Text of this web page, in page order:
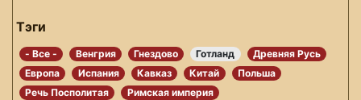
Тэги
- Все - Венгрия Гнездово Готланд
Древняя Русь
Европа
Испания Кавказ Китай
Польша
Речь Посполитая
Римская империя